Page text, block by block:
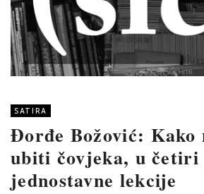
SATIRA
Đorđe Božović: Kako
ubiti čovjeka, u četiri
jednostavne lekcije